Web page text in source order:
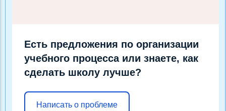
Есть предложения по организации
учебного процесса или знаете, как
сделать школу лучше?
Написать о проблеме